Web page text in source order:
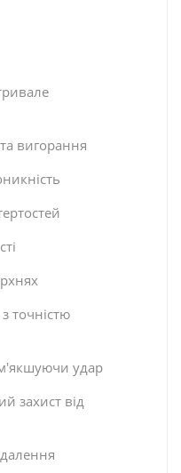
вигорання
точністю
удар
захист від